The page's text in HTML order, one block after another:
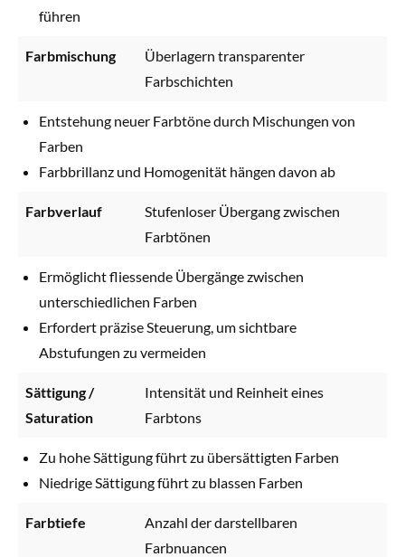
führen
Farbmischung
Überlagern transparenter
Farbschichten
Entstehung neuer Farbtöne durch Mischungen von
Farben
Farbbrillanz und Homogenität hängen davon ab
Farbverlauf
Stufenloser Übergang zwischen
Farbtönen
Ermöglicht fliessende Übergänge zwischen
unterschiedlichen Farben
Erfordert präzise Steuerung, um sichtbare
Abstufungen zu vermeiden
Sättigung /
Saturation
Intensität und Reinheit eines
Farbtons
Zu hohe Sättigung führt zu übersättigten Farben
Niedrige Sättigung führt zu blassen Farben
Farbtiefe
Anzahl der darstellbaren
Farbnuancen